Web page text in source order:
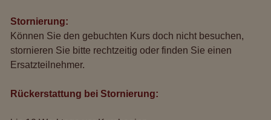
Stornierung:
Können Sie den gebuchten Kurs doch nicht besuchen,
stornieren Sie bitte rechtzeitig oder finden Sie einen
Ersatzteilnehmer.
Rückerstattung bei Stornierung: